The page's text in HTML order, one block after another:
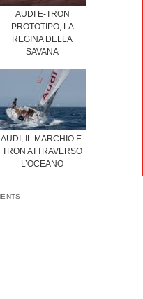
AUDI E-TRON
PROTOTIPO, LA
REGINA DELLA
SAVANA
AUDI, IL MARCHIO E-
TRON ATTRAVERSO
L’OCEANO